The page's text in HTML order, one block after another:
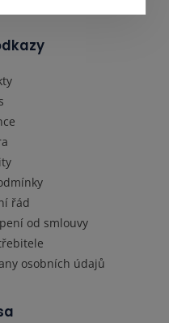
řád
od smlouvy
osobních údajů